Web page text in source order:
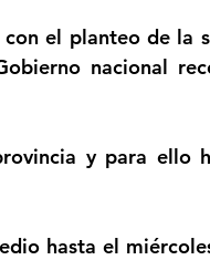
el planteo de la
nacional
y para ello
hasta el